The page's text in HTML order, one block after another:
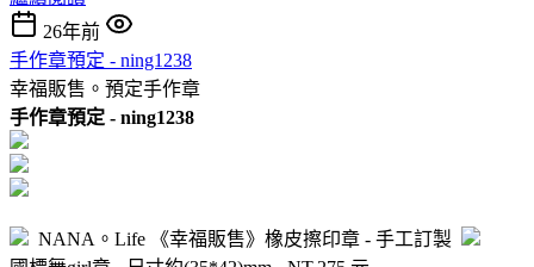
26年前
手作章預定 - ning1238
幸福販售。預定手作章
手作章預定 - ning1238
NANA。Life 《幸福販售》橡皮擦印章 - 手工訂製